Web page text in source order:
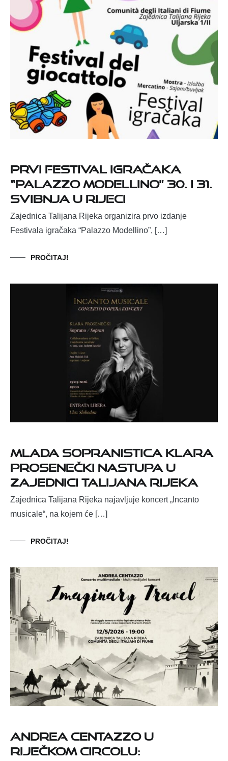
Prvi Festival igračaka
“Palazzo Modellino” 30. i 31.
svibnja u Rijeci
Zajednica Talijana Rijeka organizira prvo izdanje
Festivala igračaka “Palazzo Modellino”, […]
PROČITAJ!
Mlada sopranistica Klara
Prosenečki nastupa u
Zajednici Talijana Rijeka
Zajednica Talijana Rijeka najavljuje koncert „Incanto
musicale“, na kojem će […]
PROČITAJ!
Andrea Centazzo u
riječkom Circolu: